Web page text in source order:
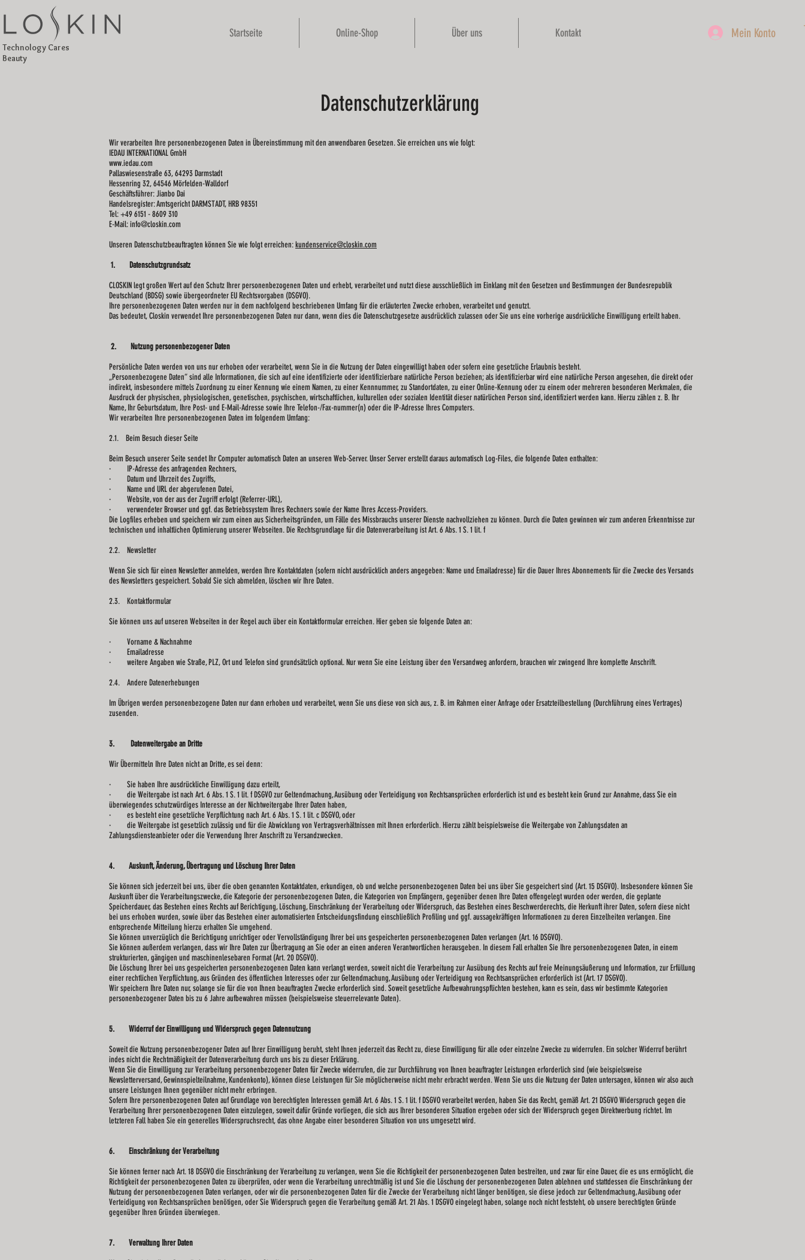
Technology Cares
Beauty
Startseite Online-Shop Über uns Kontakt Mein Konto
Datenschutzerklärung
Wir verarbeiten Ihre personenbezogenen Daten in Übereinstimmung mit den anwendbaren Gesetzen. Sie erreichen uns wie folgt:
IEDAU INTERNATIONAL GmbH
www.iedau.com
Pallaswiesenstraße 63, 64293 Darmstadt
Hessenring 32, 64546 Mörfelden-Walldorf
Geschäftsführer: Jianbo Dai
Handelsregister: Amtsgericht DARMSTADT, HRB 98351
Tel: +49 6151 - 8609 310
E-Mail: info@closkin.com
Unseren Datenschutzbeauftragten können Sie wie folgt erreichen:kundenservice@closkin.com
1. Datenschutzgrundsatz
CLOSKIN legt großen Wert auf den Schutz Ihrer personenbezogenen Daten und erhebt, verarbeitet und nutzt diese ausschließlich im Einklang mit den Gesetzen und Bestimmungen der Bundesrepublik
Deutschland (BDSG) sowie übergeordneter EU Rechtsvorgaben (DSGVO).
Ihre personenbezogenen Daten werden nur in dem nachfolgend beschriebenen Umfang für die erläuterten Zwecke erhoben, verarbeitet und genutzt.
Das bedeutet, Closkin verwendet Ihre personenbezogenen Daten nur dann, wenn dies die Datenschutzgesetze ausdrücklich zulassen oder Sie uns eine vorherige ausdrückliche Einwilligung erteilt haben.
2. Nutzung personenbezogener Daten
Persönliche Daten werden von uns nur erhoben oder verarbeitet, wenn Sie in die Nutzung der Daten eingewilligt haben oder sofern eine gesetzliche Erlaubnis besteht.
„Personenbezogene Daten“ sind alle Informationen, die sich auf eine identifizierte oder identifizierbare natürliche Person beziehen; als identifizierbar wird eine natürliche Person angesehen, die direkt oder
indirekt, insbesondere mittels Zuordnung zu einer Kennung wie einem Namen, zu einer Kennnummer, zu Standortdaten, zu einer Online-Kennung oder zu einem oder mehreren besonderen Merkmalen, die
Ausdruck der physischen, physiologischen, genetischen, psychischen, wirtschaftlichen, kulturellen oder sozialen Identität dieser natürlichen Person sind, identifiziert werden kann. Hierzu zählen z. B. Ihr
Name, Ihr Geburtsdatum, Ihre Post- und E-Mail-Adresse sowie Ihre Telefon-/Fax-nummer(n) oder die IP-Adresse Ihres Computers.
Wir verarbeiten Ihre personenbezogenen Daten im folgendem Umfang:
2.1. Beim Besuch dieser Seite
Beim Besuch unserer Seite sendet Ihr Computer automatisch Daten an unseren Web-Server. Unser Server erstellt daraus automatisch Log-Files, die folgende Daten enthalten:
· IP-Adresse des anfragenden Rechners,
· Datum und Uhrzeit des Zugriffs,
· Name und URL der abgerufenen Datei,
· Website, von der aus der Zugriff erfolgt (Referrer-URL),
· verwendeter Browser und ggf. das Betriebssystem Ihres Rechners sowie der Name Ihres Access-Providers.
Die Logfiles erheben und speichern wir zum einen aus Sicherheitsgründen, um Fälle des Missbrauchs unserer Dienste nachvollziehen zu können. Durch die Daten gewinnen wir zum anderen Erkenntnisse zur
technischen und inhaltlichen Optimierung unserer Webseiten. Die Rechtsgrundlage für die Datenverarbeitung ist Art. 6 Abs. 1 S. 1 lit. f
2.2. Newsletter
Wenn Sie sich für einen Newsletter anmelden, werden Ihre Kontaktdaten (sofern nicht ausdrücklich anders angegeben: Name und Emailadresse) für die Dauer Ihres Abonnements für die Zwecke des Versands
des Newsletters gespeichert. Sobald Sie sich abmelden, löschen wir Ihre Daten.
2.3. Kontaktformular
Sie können uns auf unseren Webseiten in der Regel auch über ein Kontaktformular erreichen. Hier geben sie folgende Daten an:
· Vorname & Nachnahme
· Emailadresse
· weitere Angaben wie Straße, PLZ, Ort und Telefon sind grundsätzlich optional. Nur wenn Sie eine Leistung über den Versandweg anfordern, brauchen wir zwingend Ihre komplette Anschrift.
2.4. Andere Datenerhebungen
Im Übrigen werden personenbezogene Daten nur dann erhoben und verarbeitet, wenn Sie uns diese von sich aus, z. B. im Rahmen einer Anfrage oder Ersatzteilbestellung (Durchführung eines Vertrages)
zusenden.
3. Datenweitergabe an Dritte
Wir Übermitteln Ihre Daten nicht an Dritte, es sei denn:
· Sie haben Ihre ausdrückliche Einwilligung dazu erteilt,
· die Weitergabe ist nach Art. 6 Abs. 1 S. 1 lit. f DSGVO zur Geltendmachung, Ausübung oder Verteidigung von Rechtsansprüchen erforderlich ist und es besteht kein Grund zur Annahme, dass Sie ein
überwiegendes schutzwürdiges Interesse an der Nichtweitergabe Ihrer Daten haben,
· es besteht eine gesetzliche Verpflichtung nach Art. 6 Abs. 1 S. 1 lit. c DSGVO, oder
· die Weitergabe ist gesetzlich zulässig und für die Abwicklung von Vertragsverhältnissen mit Ihnen erforderlich. Hierzu zählt beispielsweise die Weitergabe von Zahlungsdaten an
Zahlungsdiensteanbieter oder die Verwendung Ihrer Anschrift zu Versandzwecken.
4. Auskunft, Änderung, Übertragung und Löschung Ihrer Daten
Sie können sich jederzeit bei uns, über die oben genannten Kontaktdaten, erkundigen, ob und welche personenbezogenen Daten bei uns über Sie gespeichert sind (Art. 15 DSGVO). Insbesondere können Sie
Auskunft über die Verarbeitungszwecke, die Kategorie der personenbezogenen Daten, die Kategorien von Empfängern, gegenüber denen Ihre Daten offengelegt wurden oder werden, die geplante
Speicherdauer, das Bestehen eines Rechts auf Berichtigung, Löschung, Einschränkung der Verarbeitung oder Widerspruch, das Bestehen eines Beschwerderechts, die Herkunft ihrer Daten, sofern diese nicht
bei uns erhoben wurden, sowie über das Bestehen einer automatisierten Entscheidungsfindung einschließlich Profiling und ggf. aussagekräftigen Informationen zu deren Einzelheiten verlangen. Eine
entsprechende Mitteilung hierzu erhalten Sie umgehend.
Sie können unverzüglich die Berichtigung unrichtiger oder Vervollständigung Ihrer bei uns gespeicherten personenbezogenen Daten verlangen (Art. 16 DSGVO).
Sie können außerdem verlangen, dass wir Ihre Daten zur Übertragung an Sie oder an einen anderen Verantwortlichen herausgeben. In diesem Fall erhalten Sie Ihre personenbezogenen Daten, in einem
strukturierten, gängigen und maschinenlesebaren Format (Art. 20 DSGVO).
Die Löschung Ihrer bei uns gespeicherten personenbezogenen Daten kann verlangt werden, soweit nicht die Verarbeitung zur Ausübung des Rechts auf freie Meinungsäußerung und Information, zur Erfüllung
einer rechtlichen Verpflichtung, aus Gründen des öffentlichen Interesses oder zur Geltendmachung, Ausübung oder Verteidigung von Rechtsansprüchen erforderlich ist (Art. 17 DSGVO).
Wir speichern Ihre Daten nur, solange sie für die von Ihnen beauftragten Zwecke erforderlich sind. Soweit gesetzliche Aufbewahrungspflichten bestehen, kann es sein, dass wir bestimmte Kategorien
personenbezogener Daten bis zu 6 Jahre aufbewahren müssen (beispielsweise steuerrelevante Daten).
5. Widerruf der Einwilligung und Widerspruch gegen Datennutzung
Soweit die Nutzung personenbezogener Daten auf Ihrer Einwilligung beruht, steht Ihnen jederzeit das Recht zu, diese Einwilligung für alle oder einzelne Zwecke zu widerrufen. Ein solcher Widerruf berührt
indes nicht die Rechtmäßigkeit der Datenverarbeitung durch uns bis zu dieser Erklärung.
Wenn Sie die Einwilligung zur Verarbeitung personenbezogener Daten für Zwecke widerrufen, die zur Durchführung von Ihnen beauftragter Leistungen erforderlich sind (wie beispielsweise
Newsletterversand, Gewinnspielteilnahme, Kundenkonto), können diese Leistungen für Sie möglicherweise nicht mehr erbracht werden. Wenn Sie uns die Nutzung der Daten untersagen, können wir also auch
unsere Leistungen Ihnen gegenüber nicht mehr erbringen.
Sofern Ihre personenbezogenen Daten auf Grundlage von berechtigten Interessen gemäß Art. 6 Abs. 1 S. 1 lit. f DSGVO verarbeitet werden, haben Sie das Recht, gemäß Art. 21 DSGVO Widerspruch gegen die
Verarbeitung Ihrer personenbezogenen Daten einzulegen, soweit dafür Gründe vorliegen, die sich aus Ihrer besonderen Situation ergeben oder sich der Widerspruch gegen Direktwerbung richtet. Im
letzteren Fall haben Sie ein generelles Widerspruchsrecht, das ohne Angabe einer besonderen Situation von uns umgesetzt wird.
6. Einschränkung der Verarbeitung
Sie können ferner nach Art. 18 DSGVO die Einschränkung der Verarbeitung zu verlangen, wenn Sie die Richtigkeit der personenbezogenen Daten bestreiten, und zwar für eine Dauer, die es uns ermöglicht, die
Richtigkeit der personenbezogenen Daten zu überprüfen, oder wenn die Verarbeitung unrechtmäßig ist und Sie die Löschung der personenbezogenen Daten ablehnen und stattdessen die Einschränkung der
Nutzung der personenbezogenen Daten verlangen, oder wir die personenbezogenen Daten für die Zwecke der Verarbeitung nicht länger benötigen, sie diese jedoch zur Geltendmachung, Ausübung oder
Verteidigung von Rechtsansprüchen benötigen, oder Sie Widerspruch gegen die Verarbeitung gemäß Art. 21 Abs. 1 DSGVO eingelegt haben, solange noch nicht feststeht, ob unsere berechtigten Gründe
gegenüber Ihren Gründen überwiegen.
7. Verwaltung Ihrer Daten